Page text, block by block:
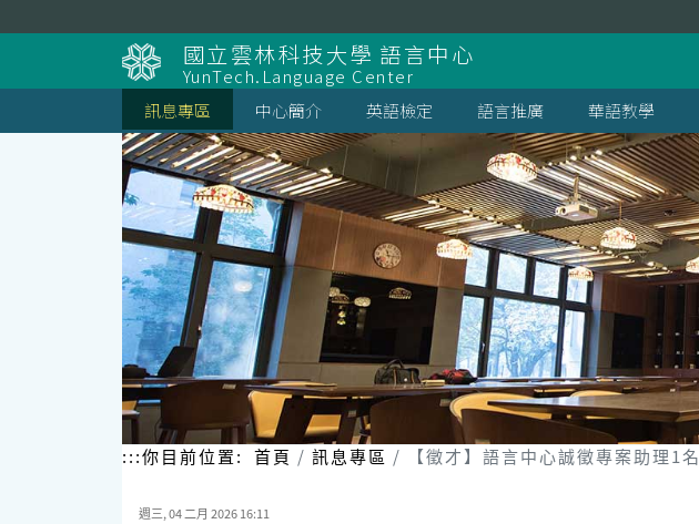
到
國立雲林科技大學 語言中心
YunTech.Language Center
訊息專區
中心簡介 英語檢定 語言推廣 華語教學
:::你目前位置: 首頁 訊息專區 【徵才】語言中心誠徵專案助理1名
週三, 04 二月 2026 16:11